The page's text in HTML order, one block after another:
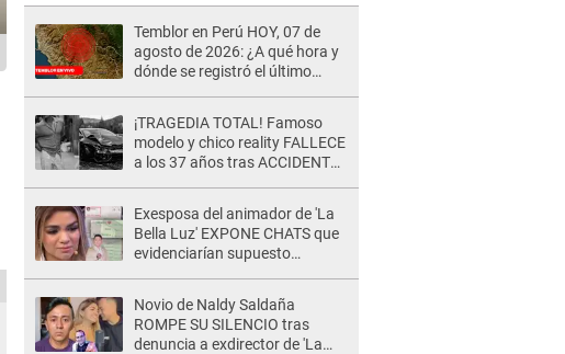
Temblor en Perú HOY, 07 de
agosto de 2026: ¿A qué hora y
dónde se registró el último
¡TRAGEDIA TOTAL! Famoso
modelo y chico reality FALLECE
a los 37 años tras ACCIDENTE
Exesposa del animador de 'La
Bella Luz' EXPONE CHATS que
evidenciarían supuesto
Novio de Naldy Saldaña
ROMPE SU SILENCIO tras
denuncia a exdirector de 'La